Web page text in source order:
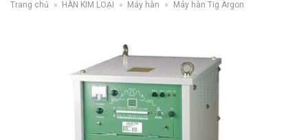
Trang chủ » HÀN KIM LOẠI » Máy hàn » Máy hàn Tig Argon